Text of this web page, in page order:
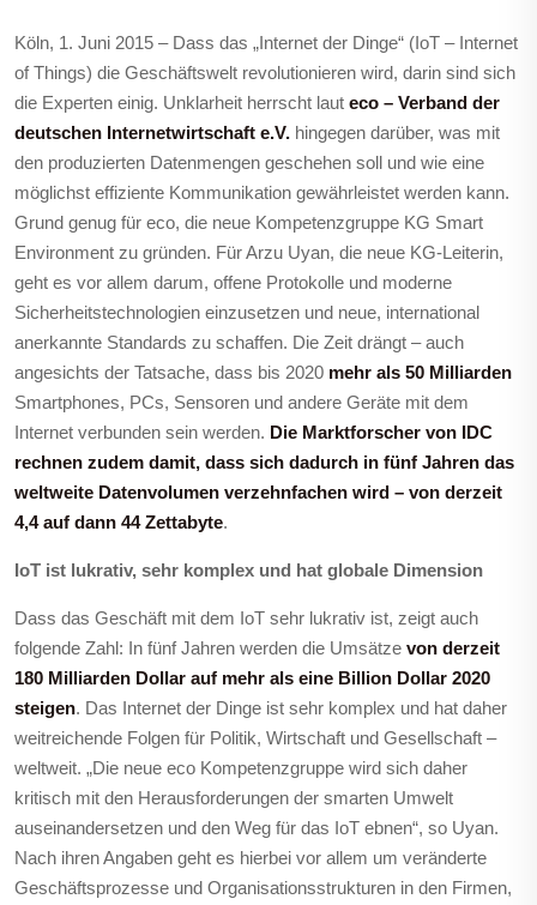
Köln, 1. Juni 2015 – Dass das „Internet der Dinge“ (IoT – Internet
of Things) die Geschäftswelt revolutionieren wird, darin sind sich
die Experten einig. Unklarheit herrscht laut eco – Verband der
deutschen Internetwirtschaft e.V. hingegen darüber, was mit
den produzierten Datenmengen geschehen soll und wie eine
möglichst effiziente Kommunikation gewährleistet werden kann.
Grund genug für eco, die neue Kompetenzgruppe KG Smart
Environment zu gründen. Für Arzu Uyan, die neue KG-Leiterin,
geht es vor allem darum, offene Protokolle und moderne
Sicherheitstechnologien einzusetzen und neue, international
anerkannte Standards zu schaffen. Die Zeit drängt – auch
angesichts der Tatsache, dass bis 2020 mehr als 50 Milliarden
Smartphones, PCs, Sensoren und andere Geräte mit dem
Internet verbunden sein werden. Die Marktforscher von IDC
rechnen zudem damit, dass sich dadurch in fünf Jahren das
weltweite Datenvolumen verzehnfachen wird – von derzeit
4,4 auf dann 44 Zettabyte.
IoT ist lukrativ, sehr komplex und hat globale Dimension
Dass das Geschäft mit dem IoT sehr lukrativ ist, zeigt auch
folgende Zahl: In fünf Jahren werden die Umsätze von derzeit
180 Milliarden Dollar auf mehr als eine Billion Dollar 2020
steigen. Das Internet der Dinge ist sehr komplex und hat daher
weitreichende Folgen für Politik, Wirtschaft und Gesellschaft –
weltweit. „Die neue eco Kompetenzgruppe wird sich daher
kritisch mit den Herausforderungen der smarten Umwelt
auseinandersetzen und den Weg für das IoT ebnen“, so Uyan.
Nach ihren Angaben geht es hierbei vor allem um veränderte
Geschäftsprozesse und Organisationsstrukturen in den Firmen,